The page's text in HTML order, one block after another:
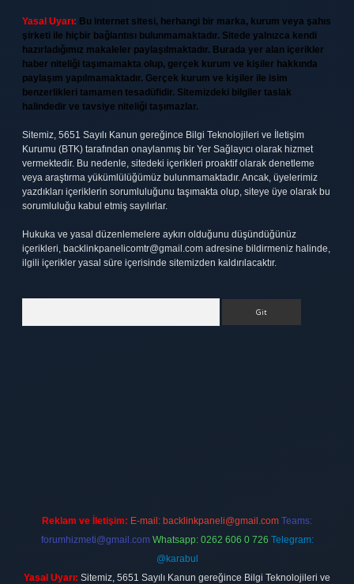
Yasal Uyarı: Bu internet sitesi, herhangi bir marka, kurum veya şahıs
şirketi ile hiçbir bağlantısı bulunmamaktadır. Sitede yalnızca kendi
hazırladığımız makaleler paylaşılmaktadır. Burada yer alan içerikler
haber niteliği taşımamakta olup, gerçek kurum ve kişiler hakkında
paylaşım yapılmamaktadır. Gerçek kurum ve kişiler ile isim
benzerlikleri tamamen tesadüfidir. Sitemizdeki bilgiler taslak
halindedir ve tavsiye niteliği taşımazlar.
Sitemiz, 5651 Sayılı Kanun gereğince Bilgi Teknolojileri ve İletişim
Kurumu (BTK) tarafından onaylanmış bir Yer Sağlayıcı olarak hizmet
vermektedir. Bu nedenle, sitedeki içerikleri proaktif olarak denetleme
veya araştırma yükümlülüğümüz bulunmamaktadır. Ancak, üyelerimiz
yazdıkları içeriklerin sorumluluğunu taşımakta olup, siteye üye olarak bu
sorumluluğu kabul etmiş sayılırlar.
Hukuka ve yasal düzenlemelere aykırı olduğunu düşündüğünüz
içerikleri, backlinkpanelicomtr@gmail.com adresine bildirmeniz halinde,
ilgili içerikler yasal süre içerisinde sitemizden kaldırılacaktır.
Reklam ve İletişim: E-mail: backlinkpaneli@gmail.com Teams:
forumhizmeti@gmail.com Whatsapp: 0262 606 0 726 Telegram:
@karabul
Yasal Uyarı: Sitemiz, 5651 Sayılı Kanun gereğince Bilgi Teknolojileri ve